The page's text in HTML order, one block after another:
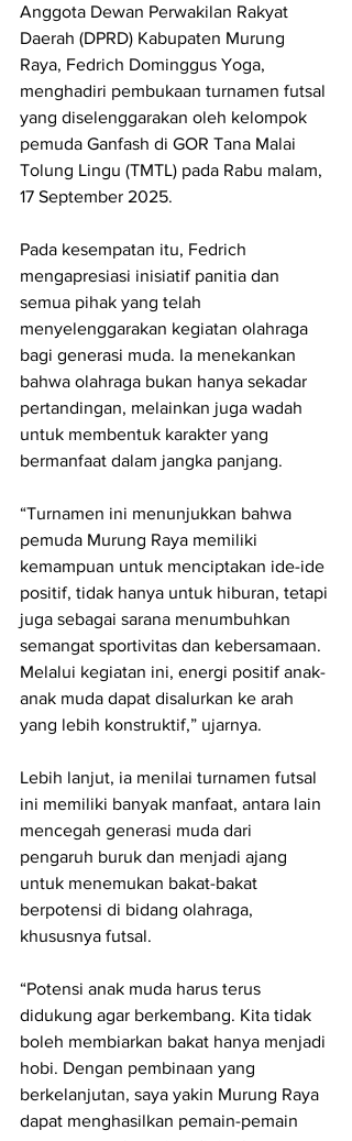
Anggota Dewan Perwakilan Rakyat
Daerah (DPRD) Kabupaten Murung
Raya, Fedrich Dominggus Yoga,
menghadiri pembukaan turnamen futsal
yang diselenggarakan oleh kelompok
pemuda Ganfash di GOR Tana Malai
Tolung Lingu (TMTL) pada Rabu malam,
17 September 2025.
Pada kesempatan itu, Fedrich
mengapresiasi inisiatif panitia dan
semua pihak yang telah
menyelenggarakan kegiatan olahraga
bagi generasi muda. Ia menekankan
bahwa olahraga bukan hanya sekadar
pertandingan, melainkan juga wadah
untuk membentuk karakter yang
bermanfaat dalam jangka panjang.
“Turnamen ini menunjukkan bahwa
pemuda Murung Raya memiliki
kemampuan untuk menciptakan ide-ide
positif, tidak hanya untuk hiburan, tetapi
juga sebagai sarana menumbuhkan
semangat sportivitas dan kebersamaan.
Melalui kegiatan ini, energi positif anak-
anak muda dapat disalurkan ke arah
yang lebih konstruktif,” ujarnya.
Lebih lanjut, ia menilai turnamen futsal
ini memiliki banyak manfaat, antara lain
mencegah generasi muda dari
pengaruh buruk dan menjadi ajang
untuk menemukan bakat-bakat
berpotensi di bidang olahraga,
khususnya futsal.
“Potensi anak muda harus terus
didukung agar berkembang. Kita tidak
boleh membiarkan bakat hanya menjadi
hobi. Dengan pembinaan yang
berkelanjutan, saya yakin Murung Raya
dapat menghasilkan pemain-pemain